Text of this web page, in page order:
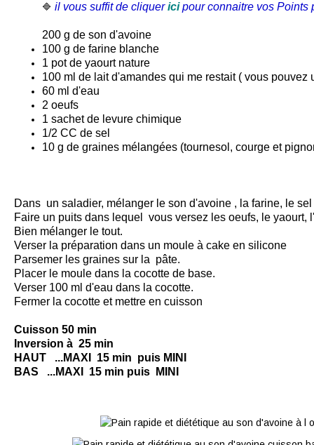
🔷 il vous suffit de cliquer icipour connaitre vos Points
200 g de son d'avoine
100 g de farine blanche
1 pot de yaourt nature
100 ml de lait d'amandes qui me restait ( vous pouvez
60 ml d'eau
2 oeufs
1 sachet de levure chimique
1/2 CC de sel
10 g de graines mélangées (tournesol, courge et
Dans un saladier, mélanger le son d'avoine , la farine, le
Faire un puits dans lequel vous versez les oeufs, le yaourt,
Bien mélanger le tout.
Verser la préparation dans un moule à cake en silicone
Parsemer les graines sur la pâte.
Placer le moule dans la cocotte de base.
Verser 100 ml d'eau dans la cocotte.
Fermer la cocotte et mettre en cuisson
Cuisson 50 min
Inversion à 25 min
HAUT ...MAXI 15 min puis MINI
BAS ...MAXI 15 min puis MINI